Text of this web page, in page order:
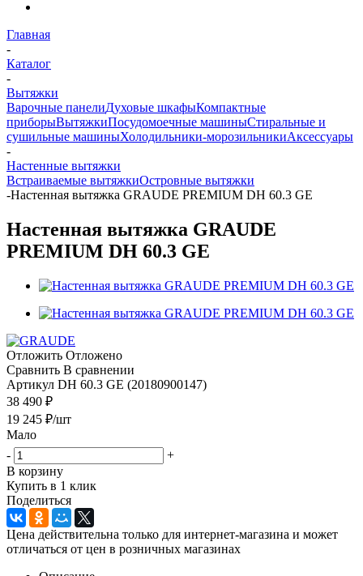
Главная
-
Каталог
-
Вытяжки
Варочные панелиДуховые шкафыКомпактные
приборыВытяжкиПосудомоечные машиныСтиральные и
сушильные машиныХолодильники-морозильникиАксессуары
-
Настенные вытяжки
Встраиваемые вытяжкиОстровные вытяжки
-Настенная вытяжка GRAUDE PREMIUM DH 60.3 GE
Настенная вытяжка GRAUDE
PREMIUM DH 60.3 GE
Отложить Отложено
Сравнить В сравнении
Артикул DH 60.3 GE (20180900147)
38 490 ₽
19 245 ₽/шт
Мало
-
+
В корзину
Купить в 1 клик
Поделиться
Цена действительна только для интернет-магазина и может
отличаться от цен в розничных магазинах